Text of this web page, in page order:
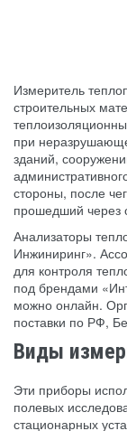
Измеритель
строительных
при
зданий,
стороны, после
прошедший через
Анализаторы
Инжиниринг».
для контроля
под брендами
можно онлайн.
поставки по РФ,
Виды
Эти приборы
полевых
стационарных